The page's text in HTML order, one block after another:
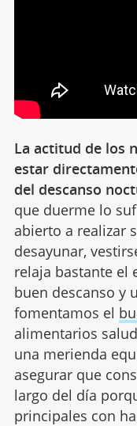
La actitud de los
estar
del descanso
que duerme lo
abierto a realizar
desayunar,
relaja bastante el
buen descanso y
fomentamos el
alimentarios
una merienda
asegurar que
largo del día
principales con